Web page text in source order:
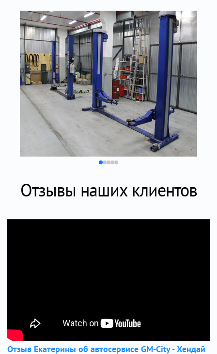
Отзывы наших клиентов
Отзыв Екатерины об автосервисе GM-City - Хендай